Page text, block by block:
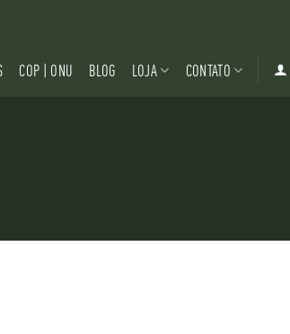
COP | ONU BLOG LOJA CONTATO